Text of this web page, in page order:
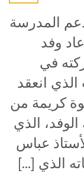
المدرسة
الرسمية الإثنين 29 نيسان 2024 عاد وفد
في
الذي انعقد
كريمة من
الوفد، الذي
عباس
الذي […]